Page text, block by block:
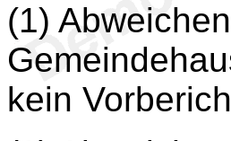
(1)
kein